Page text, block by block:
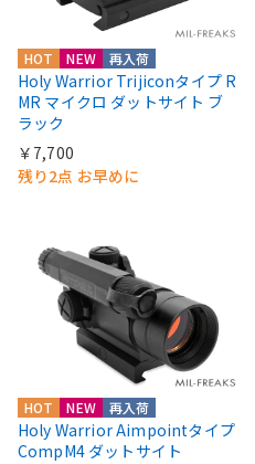
HOT NEW 再入荷
Holy Warrior Trijiconタイプ R
MR マイクロ ダットサイト ブ
ラック
￥7,700
残り2点 お早めに
HOT NEW 再入荷
Holy Warrior Aimpointタイプ
CompM4 ダットサイト